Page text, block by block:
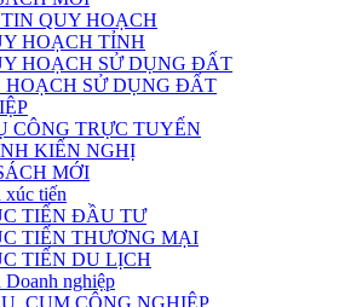
QUY HOẠCH
HOẠCH TỈNH
HOẠCH SỬ DỤNG ĐẤT
HOẠCH SỬ DỤNG ĐẤT
CÔNG TRỰC TUYẾN
KIẾN NGHỊ
MỚI
xúc tiến
TIẾN ĐẦU TƯ
TIẾN THƯƠNG MẠI
TIẾN DU LỊCH
nghiệp
CỤM CÔNG NGHIỆP